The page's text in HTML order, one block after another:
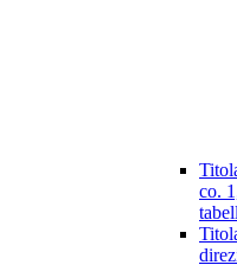
co.